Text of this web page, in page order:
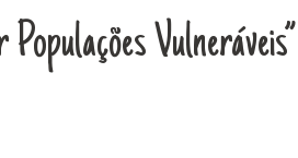
Vulneráveis”